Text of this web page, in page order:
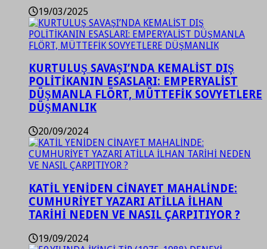
19/03/2025
KURTULUŞ SAVAŞI’NDA KEMALİST DIŞ
POLİTİKANIN ESASLARI: EMPERYALİST
DÜŞMANLA FLÖRT, MÜTTEFİK SOVYETLERE
DÜŞMANLIK
20/09/2024
KATİL YENİDEN CİNAYET MAHALİNDE:
CUMHURİYET YAZARI ATİLLA İLHAN
TARİHİ NEDEN VE NASIL ÇARPITIYOR ?
19/09/2024